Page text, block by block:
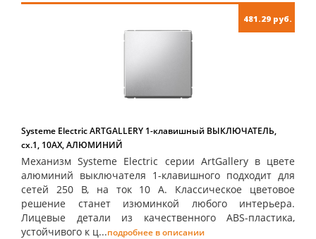
481.29 руб.
Systeme Electric ARTGALLERY 1-клавишный ВЫКЛЮЧАТЕЛЬ,
сх.1, 10АХ, АЛЮМИНИЙ
Механизм Systeme Electric серии ArtGallery в цвете
алюминий выключателя 1-клавишного подходит для
сетей 250 В, на ток 10 А. Классическое цветовое
решение станет изюминкой любого интерьера.
Лицевые детали из качественного ABS-пластика,
устойчивого к ц...подробнее в описании